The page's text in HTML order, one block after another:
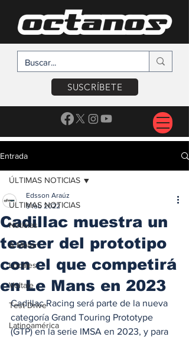
SUSCRÍBETE
Entrada
ÚLTIMAS NOTICIAS
Noticias
A Motor
Locales
Voltaje
Test Drive
Latinoamérica
ÚLTIMAS NOTICIAS
Cadillac muestra un
teaser del prototipo
con el que competirá
en Le Mans en 2023
Edsson Araúz
9 feb 2022
Cadillac Racing será parte de la nueva
categoría Grand Touring Prototype
(GTP) en la serie IMSA en 2023, y para